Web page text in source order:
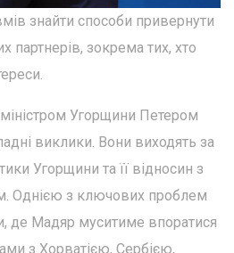
знайти способи привернути
партнерів, зокрема тих, хто
Угорщини Петером
виклики. Вони виходять за
Угорщини та її відносин з
Однією з ключових проблем
де Мадяр муситиме впоратися
з Хорватією, Сербією,